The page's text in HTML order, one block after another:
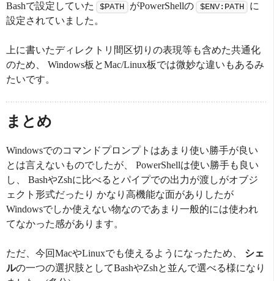
Bashで設定していた
$PATH がPowerShellの $ENV:PATH
に
設定されていました。
上に書いたディレクトリ間区切りの表現等も含めた共通化
のため、 Windows板とMac/Linux板では微妙な違いもあるみ
たいです。
まとめ
Windowsでのコマンドプロンプトはあまり使い勝手が良い
とは言えないものでしたが、 PowerShellは使い勝手も良い
し、 BashやZshに比べるとパイプでの出力が渡しがオブジ
ェクト形式だったり かなり高機能な面がありしたが
Windowsでしか使えない物なのであまり一般的には使われ
てなかった感があります。
ただ、今回MacやLinuxでも使えるようになったため、 シェ
ルの一つの選択肢としてBashやZshと並んで選べる様になり